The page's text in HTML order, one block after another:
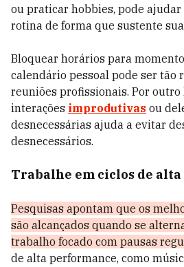
ou praticar hobbies, pode
rotina de forma que sustente
Bloquear horários para
calendário pessoal pode ser tão
reuniões profissionais. Por
interações improdutivas ou
desnecessárias ajuda a evitar
desnecessários.
Trabalhe em ciclos de
Pesquisas apontam que os
são alcançados quando se
trabalho focado com pausas
de alta performance, como